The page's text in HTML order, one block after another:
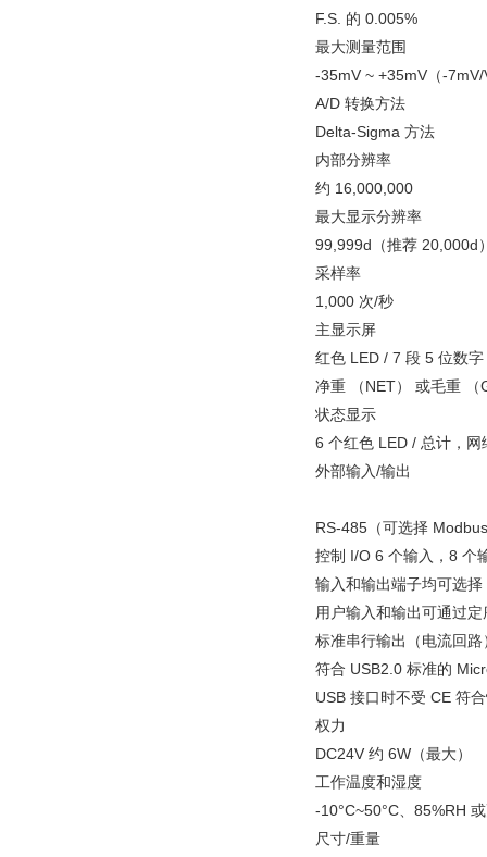
F.S. 的 0.005%
最大测量范围
-35mV ~ +35mV（-
A/D 转换方法
Delta-Sigma 方法
内部分辨率
约 16,000,000
最大显示分辨率
99,999d（推荐 20,000d
采样率
1,000 次/秒
主显示屏
红色 LED / 7 段 5 位数
净重 （NET） 或毛重
状态显示
6 个红色 LED / 总计，
外部输入/输出
RS-485（可选择
控制 I/O 6 个输入，8 个
输入和输出端子均可选
用户输入和输出可通过
标准串行输出（电流回
符合 USB2.0 标准的
USB 接口时不受 CE 符
权力
DC24V 约 6W（最大）
工作温度和湿度
-10°C~50°C、85%RH
尺寸/重量